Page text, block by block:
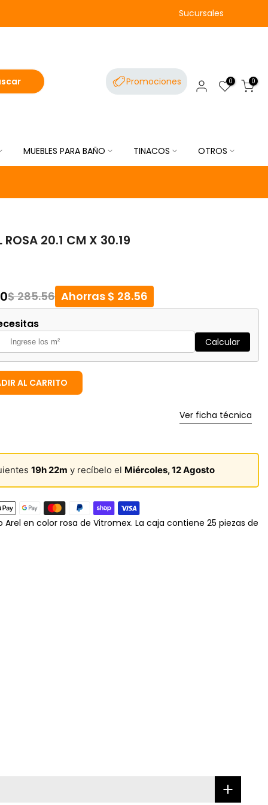
Sucursales
Promociones 0 0
MUEBLES PARA BAÑO TINACOS OTROS
ROSA 20.1 CM X 30.19
$ 285.56 Ahorras $ 28.56
Calcular
AL CARRITO
Ver ficha técnica
19h 22m y recíbelo el Miércoles, 12 Agosto
en color rosa de Vitromex. La caja contiene 25 piezas de